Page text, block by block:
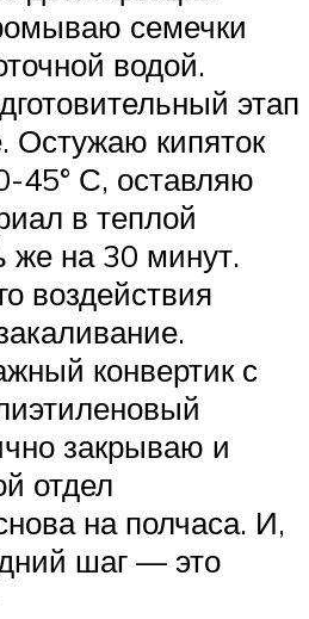
семечки
водой.
этап
Остужаю кипяток
45° С, оставляю
в теплой
же на 30 минут.
воздействия
конвертик с
закрываю и
отдел
на полчаса. И,
шаг — это